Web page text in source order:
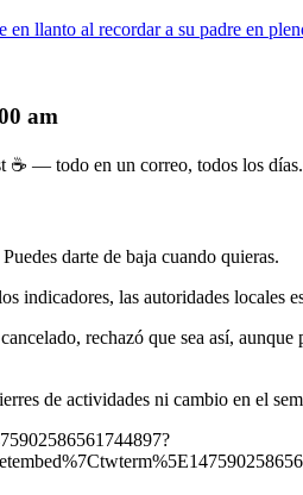
en llanto al recordar a su padre en
am
☕ — todo en un correo, todos los
Puedes darte de baja cuando quieras.
indicadores, las autoridades locales
rechazó que sea así,
de actividades ni cambio en el